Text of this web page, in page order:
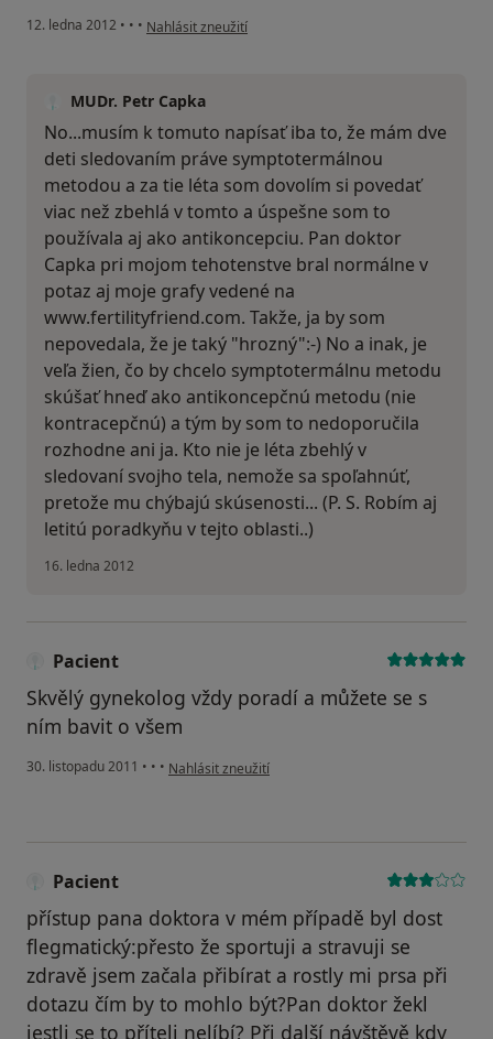
12. ledna 2012 • • • podle názoru uživatele Váš účet byl odstraněn
Nahlásit zneužití
MUDr. Petr Capka
No...musím k tomuto napísať iba to, že mám dve
deti sledovaním práve symptotermálnou
metodou a za tie léta som dovolím si povedať
viac než zbehlá v tomto a úspešne som to
používala aj ako antikoncepciu. Pan doktor
Capka pri mojom tehotenstve bral normálne v
potaz aj moje grafy vedené na
www.fertilityfriend.com. Takže, ja by som
nepovedala, že je taký "hrozný":-) No a inak, je
veľa žien, čo by chcelo symptotermálnu metodu
skúšať hneď ako antikoncepčnú metodu (nie
kontracepčnú) a tým by som to nedoporučila
rozhodne ani ja. Kto nie je léta zbehlý v
sledovaní svojho tela, nemože sa spoľahnúť,
pretože mu chýbajú skúsenosti... (P. S. Robím aj
letitú poradkyňu v tejto oblasti..)
16. ledna 2012
Pacient
Skvělý gynekolog vždy poradí a můžete se s
ním bavit o všem
30. listopadu 2011 • • • podle názoru uživatele Pacient
Nahlásit zneužití
Pacient
přístup pana doktora v mém případě byl dost
flegmatický:přesto že sportuji a stravuji se
zdravě jsem začala přibírat a rostly mi prsa při
dotazu čím by to mohlo být?Pan doktor žekl
jestli se to příteli nelíbí? Při další návštěvě kdy